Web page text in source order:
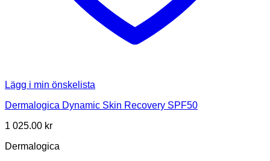
Lägg i min önskelista
Dermalogica Dynamic Skin Recovery SPF50
1 025.00 kr
Dermalogica